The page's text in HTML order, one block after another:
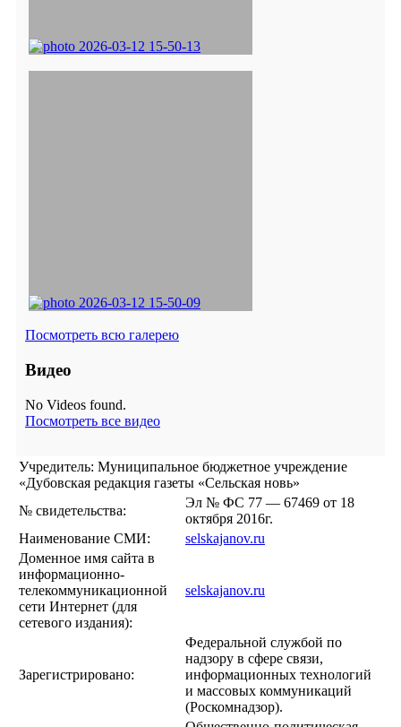
Посмотреть всю галерею
Видео
No Videos found.
Посмотреть все видео
Учредитель: Муниципальное бюджетное учреждение
«Дубовская редакция газеты «Сельская новь»
№ свидетельства:
Эл № ФС 77 — 67469 от 18
октября 2016г.
Наименование СМИ:
selskajanov.ru
Доменное имя сайта в
информационно-
телекоммуникационной
сети Интернет (для
сетевого издания):
selskajanov.ru
Зарегистрировано:
Федеральной службой по
надзору в сфере связи,
информационных технологий
и массовых коммуникаций
(Роскомнадзор).